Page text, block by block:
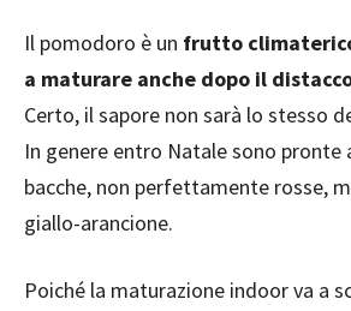
Il pomodoro è un frutto
a maturare anche dopo il
Certo, il sapore non sarà lo stesso
In genere entro Natale sono pronte
bacche, non perfettamente rosse,
giallo-arancione.
Poiché la maturazione indoor va a